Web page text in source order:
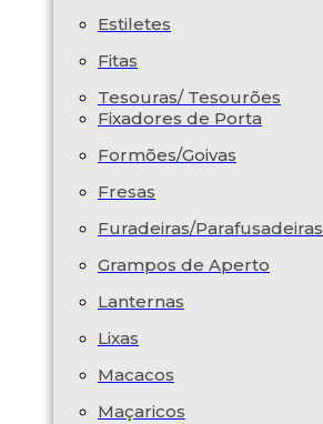
Estiletes
Fitas
Tesouras/ Tesourões
Fixadores de Porta
Formões/Goivas
Fresas
Furadeiras/Parafusadeiras
Grampos de Aperto
Lanternas
Lixas
Macacos
Maçaricos